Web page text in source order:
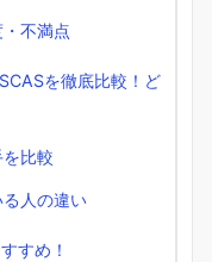
不満点
を徹底比較！ど
比較
人の違い
すめ！